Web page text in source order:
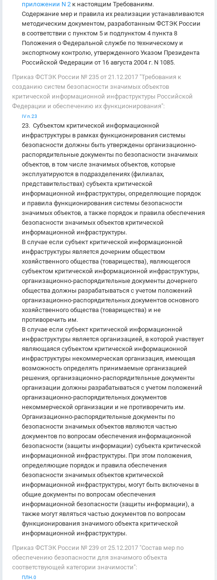
приложении N 2 к настоящим Требованиям.
Содержание мер и правила их реализации устанавливаются
методическим документом, разработанным ФСТЭК России
в соответствии с пунктом 5 и подпунктом 4 пункта 8
Положения о Федеральной службе по техническому и
экспортному контролю, утвержденного Указом Президента
Российской Федерации от 16 августа 2004 г. N 1085.
Приказ ФСТЭК России № 235 от 21.12.2017 "Требования к
созданию систем безопасности значимых объектов
критической информационной инфраструктуры Российской
Федерации и обеспечению их функционирования":
IV п.23
23. Субъектом критической информационной
инфраструктуры в рамках функционирования системы
безопасности должны быть утверждены организационно-
распорядительные документы по безопасности значимых
объектов, в том числе значимых объектов, которые
эксплуатируются в подразделениях (филиалах,
представительствах) субъекта критической
информационной инфраструктуры, определяющие порядок
и правила функционирования системы безопасности
значимых объектов, а также порядок и правила обеспечения
безопасности значимых объектов критической
информационной инфраструктуры.
В случае если субъект критической информационной
инфраструктуры является дочерним обществом
хозяйственного общества (товарищества), являющегося
субъектом критической информационной инфраструктуры,
организационно-распорядительные документы дочернего
общества должны разрабатываться с учетом положений
организационно-распорядительных документов основного
хозяйственного общества (товарищества) и не
противоречить им.
В случае если субъект критической информационной
инфраструктуры является организацией, в которой участвует
являющаяся субъектом критической информационной
инфраструктуры некоммерческая организация, имеющая
возможность определять принимаемые организацией
решения, организационно-распорядительные документы
организации должны разрабатываться с учетом положений
организационно-распорядительных документов
некоммерческой организации и не противоречить им.
Организационно-распорядительные документы по
безопасности значимых объектов являются частью
документов по вопросам обеспечения информационной
безопасности (защиты информации) субъекта критической
информационной инфраструктуры. При этом положения,
определяющие порядок и правила обеспечения
безопасности значимых объектов критической
информационной инфраструктуры, могут быть включены в
общие документы по вопросам обеспечения
информационной безопасности (защиты информации), а
также могут являться частью документов по вопросам
функционирования значимого объекта критической
информационной инфраструктуры.
Приказ ФСТЭК России № 239 от 25.12.2017 "Состав мер по
обеспечению безопасности для значимого объекта
соответствующей категории значимости":
ПЛН.0